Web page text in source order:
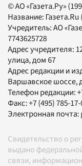
© АО «Газета.Ру»
Название: Газета.Ru
Учредитель:АО
7743625728
Адрес учредителя:
улица, дом 67
Адрес редакции и
Варшавское шоссе,
Телефон редакции:
Факс:+7 (495) 785-
Электронная почта:
Свидетельство о
выдано
связи,